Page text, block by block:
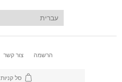
הרשמה צור קשר
סל קניות